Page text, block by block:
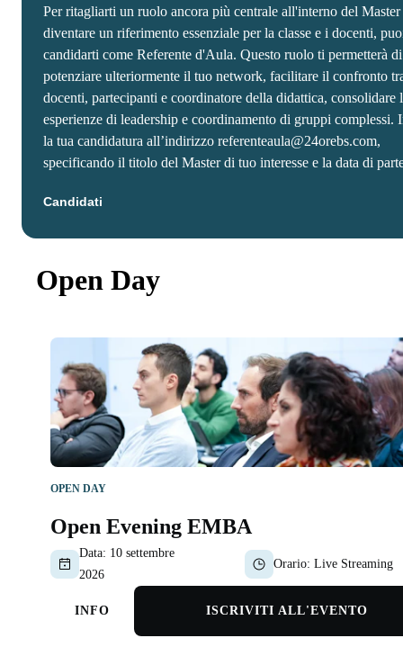
Per ritagliarti un ruolo ancora più centrale all'interno del Master
diventare un riferimento essenziale per la classe e i docenti,
candidarti come Referente d'Aula. Questo ruolo ti permetterà di
potenziare ulteriormente il tuo network, facilitare il confronto
docenti, partecipanti e coordinatore della didattica, consolidare
esperienze di leadership e coordinamento di gruppi complessi.
la tua candidatura all’indirizzo referenteaula@24orebs.com,
specificando il titolo del Master di tuo interesse e la data di
Candidati
Open Day
OPEN DAY
Open Evening EMBA
Data: 10 settembre
2026
Orario: Live Streaming
INFO ISCRIVITI ALL'EVENTO